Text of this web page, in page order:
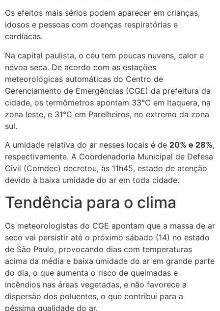
Os efeitos mais sérios podem aparecer em crianças,
idosos e pessoas com doenças respiratórias e
cardíacas.
Na capital paulista, o céu tem poucas nuvens, calor e
névoa seca. De acordo com as estações
meteorológicas automáticas do Centro de
Gerenciamento de Emergências (CGE) da prefeitura da
cidade, os termômetros apontam 33°C em Itaquera, na
zona leste, e 31°C em Parelheiros, no extremo da zona
sul.
A umidade relativa do ar nesses locais é de 20% e 28%,
respectivamente. A Coordenadoria Municipal de Defesa
Civil (Comdec) decretou, às 11h45, estado de atenção
devido à baixa umidade do ar em toda cidade.
Tendência para o clima
Os meteorologistas do CGE apontam que a massa de ar
seco vai persistir até o próximo sábado (14) no estado
de São Paulo, provocando dias com temperaturas
acima da média e baixa umidade do ar em grande parte
do dia, o que aumenta o risco de queimadas e
incêndios nas áreas vegetadas, e não favorece a
dispersão dos poluentes, o que contribui para a
péssima qualidade do ar.